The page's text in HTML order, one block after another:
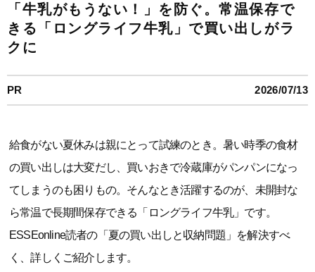
「牛乳がもうない！」を防ぐ。常温保存で
きる「ロングライフ牛乳」で買い出しがラ
クに
PR 2026/07/13
給食がない夏休みは親にとって試練のとき。暑い時季の食材
の買い出しは大変だし、買いおきで冷蔵庫がパンパンになっ
てしまうのも困りもの。そんなとき活躍するのが、未開封な
ら常温で長期間保存できる「ロングライフ牛乳」です。
ESSEonline読者の「夏の買い出しと収納問題」を解決すべ
く、詳しくご紹介します。